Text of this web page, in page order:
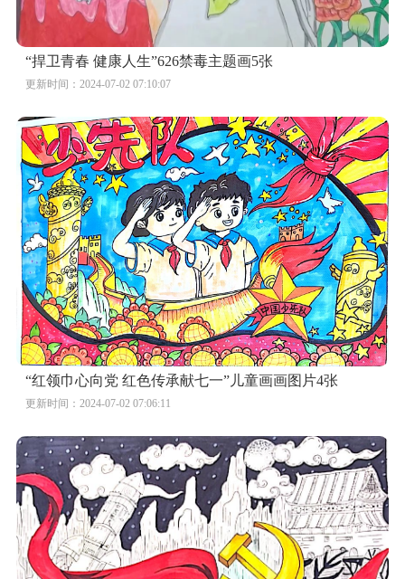
“捍卫青春 健康人生”626禁毒主题画5张
更新时间：2024-07-02 07:10:07
“红领巾心向党 红色传承献七一”儿童画画图片4张
更新时间：2024-07-02 07:06:11